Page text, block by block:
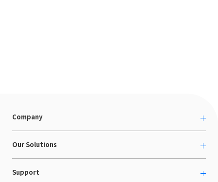
Company
About us
カルチャー
採用情報
Our Solutions
越境ECコンサルティング
Support